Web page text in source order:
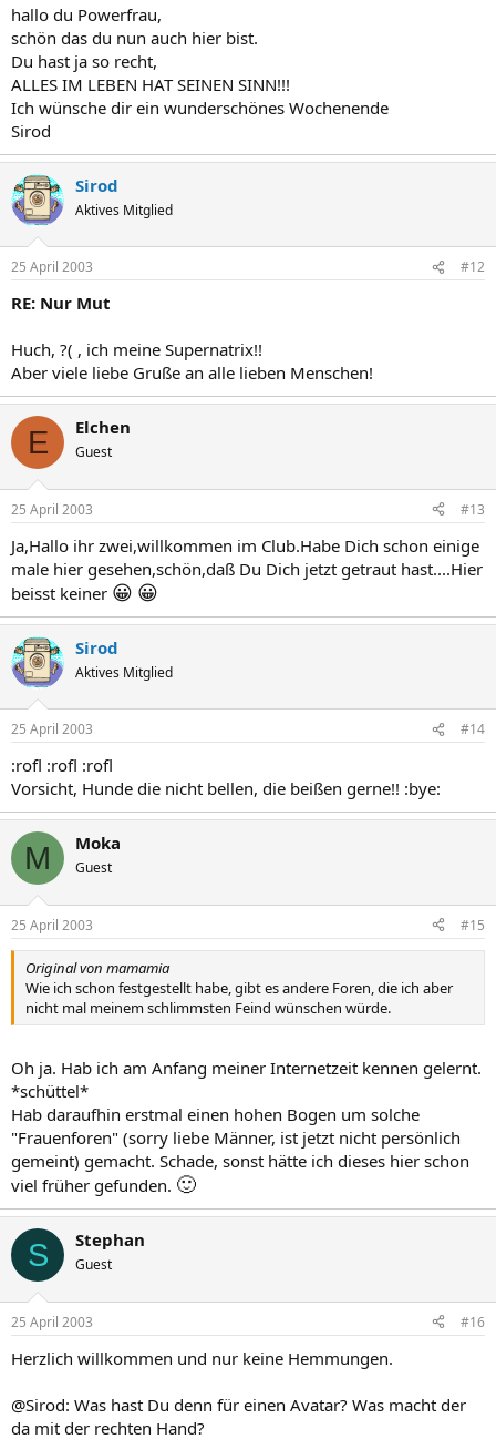
hallo du Powerfrau,
schön das du nun auch hier bist.
Du hast ja so recht,
ALLES IM LEBEN HAT SEINEN SINN!!!
Ich wünsche dir ein wunderschönes Wochenende
Sirod
Sirod
Aktives Mitglied
25 April 2003 #12
RE: Nur Mut
Huch, ?( , ich meine Supernatrix!!
Aber viele liebe Gruße an alle lieben Menschen!
E Elchen
Guest
25 April 2003 #13
Ja,Hallo ihr zwei,willkommen im Club.Habe Dich schon einige
male hier gesehen,schön,daß Du Dich jetzt getraut hast....Hier
beisst keiner 😀 😀
Sirod
Aktives Mitglied
25 April 2003 #14
:rofl :rofl :rofl
Vorsicht, Hunde die nicht bellen, die beißen gerne!! :bye:
M Moka
Guest
25 April 2003 #15
Original von mamamia
Wie ich schon festgestellt habe, gibt es andere Foren, die ich aber
nicht mal meinem schlimmsten Feind wünschen würde.
Oh ja. Hab ich am Anfang meiner Internetzeit kennen gelernt.
*schüttel*
Hab daraufhin erstmal einen hohen Bogen um solche
"Frauenforen" (sorry liebe Männer, ist jetzt nicht persönlich
gemeint) gemacht. Schade, sonst hätte ich dieses hier schon
viel früher gefunden. 🙂
S Stephan
Guest
25 April 2003 #16
Herzlich willkommen und nur keine Hemmungen.
@Sirod: Was hast Du denn für einen Avatar? Was macht der
da mit der rechten Hand?